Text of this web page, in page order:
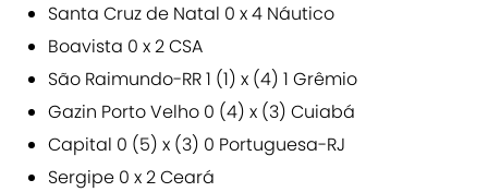
Santa Cruz de Natal 0 x 4 Náutico
Boavista 0 x 2 CSA
São Raimundo-RR 1 (1) x (4) 1 Grêmio
Gazin Porto Velho 0 (4) x (3) Cuiabá
Capital 0 (5) x (3) 0 Portuguesa-RJ
Sergipe 0 x 2 Ceará